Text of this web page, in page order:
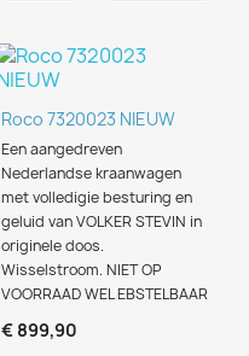
Roco 7320023 NIEUW
Een aangedreven
Nederlandse kraanwagen
met volledigie besturing en
geluid van VOLKER STEVIN in
originele doos.
Wisselstroom. NIET OP
VOORRAAD WEL EBSTELBAAR
€ 899,90